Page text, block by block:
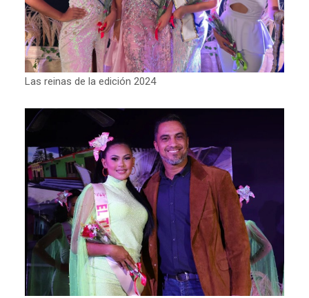
Las reinas de la edición 2024